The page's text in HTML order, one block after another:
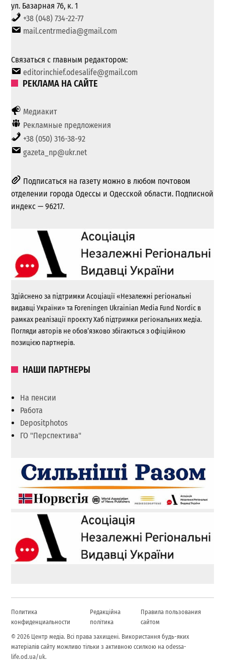
ул. Базарная 76, к. 1
+38 (048) 734-22-77
mail.centrmedia@gmail.com
Связаться с главным редактором:
editorinchief.odesalife@gmail.com
РЕКЛАМА НА САЙТЕ
Медиакит
Рекламные предложения
+38 (050) 316-38-92
gazeta_np@ukr.net
Подписаться на газету можно в любом почтовом
отделении города Одессы и Одесской области. Подписной
индекс — 96217.
Здійснено за підтримки Асоціації «Незалежні регіональні
видавці України» та Foreningen Ukrainian Media Fund Nordic в
рамках реалізації проєкту Хаб підтримки регіональних медіа.
Погляди авторів не обов’язково збігаються з офіційною
позицією партнерів.
НАШИ ПАРТНЕРЫ
На пенсии
Работа
Depositphotos
ГО "Перспектива"
Политика
конфиденциальности
Редакційна
політика
Правила пользования
сайтом
© 2026 Центр медіа. Всі права захищені. Використання будь-яких
матеріалів сайту можливо тільки з активною ссилкою на odessa-
life.od.ua/uk.